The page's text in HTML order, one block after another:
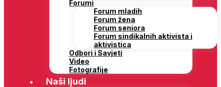
Forumi
Forum mladih
Forum žena
Forum seniora
Forum sindikalnih aktivista i
aktivistica
Odbori i Savjeti
Video
Fotografije
Naši ljudi